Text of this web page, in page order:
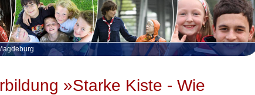
»Starke Kiste - Wie